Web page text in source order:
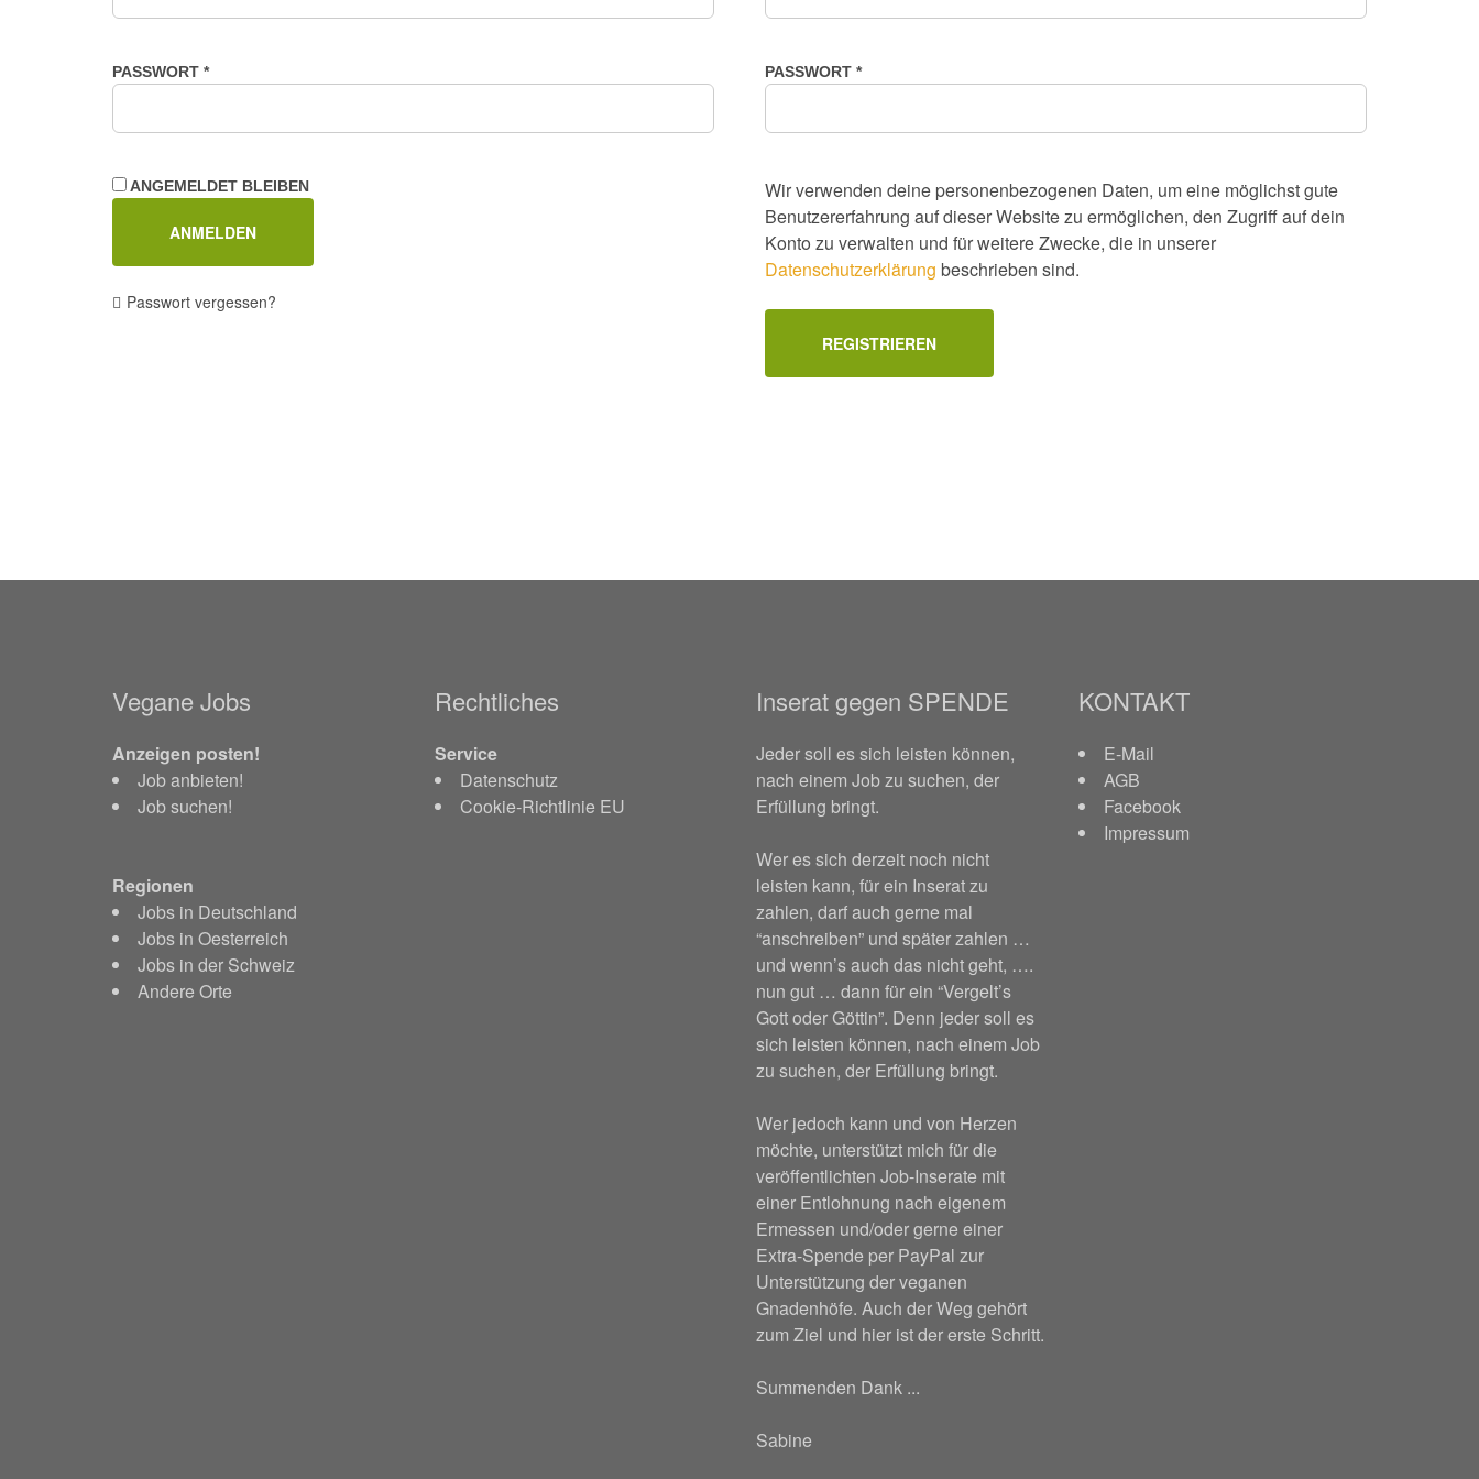
PASSWORT *ERFORDERLICH
ANGEMELDET BLEIBEN
ANMELDEN
Passwort vergessen?
PASSWORT *ERFORDERLICH
Wir verwenden deine personenbezogenen Daten, um eine möglichst gute
Benutzererfahrung auf dieser Website zu ermöglichen, den Zugriff auf dein
Konto zu verwalten und für weitere Zwecke, die in unserer
Datenschutzerklärung beschrieben sind.
REGISTRIEREN
Vegane Jobs
Anzeigen posten!
Job anbieten!
Job suchen!
Regionen
Jobs in Deutschland
Jobs in Oesterreich
Jobs in der Schweiz
Andere Orte
Rechtliches
Service
Datenschutz
Cookie-Richtlinie EU
Inserat gegen SPENDE
Jeder soll es sich leisten können,
nach einem Job zu suchen, der
Erfüllung bringt.
Wer es sich derzeit noch nicht
leisten kann, für ein Inserat zu
zahlen, darf auch gerne mal
“anschreiben” und später zahlen …
und wenn’s auch das nicht geht, ….
nun gut … dann für ein “Vergelt’s
Gott oder Göttin”. Denn jeder soll es
sich leisten können, nach einem Job
zu suchen, der Erfüllung bringt.
Wer jedoch kann und von Herzen
möchte, unterstützt mich für die
veröffentlichten Job-Inserate mit
einer Entlohnung nach eigenem
Ermessen und/oder gerne einer
Extra-Spende per PayPal zur
Unterstützung der veganen
Gnadenhöfe. Auch der Weg gehört
zum Ziel und hier ist der erste Schritt.
Summenden Dank ...
Sabine
KONTAKT
E-Mail
AGB
Facebook
Impressum